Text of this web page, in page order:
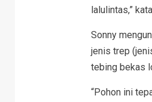
lalulintas,”
Sonny
jenis trep
tebing bekas
“Pohon ini